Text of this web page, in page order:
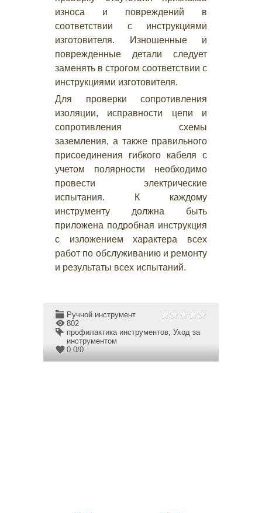
износа и повреждений в
соответствии с инструкциями
изготовителя. Изношенные и
поврежденные детали следует
заменять в строгом соответствии с
инструкциями изготовителя.
Для проверки сопротивления
изоляции, исправности цепи и
сопротивления схемы
заземления, а также правильного
присоединения гибкого кабеля с
учетом полярности необходимо
провести электрические
испытания. К каждому
инструменту должна быть
приложена подробная инструкция
с изложением характера всех
работ по обслуживанию и ремонту
и результаты всех испытаний.
Ручной инструмент
802
профилактика инструментов, Уход за
инструментом
0.0/0